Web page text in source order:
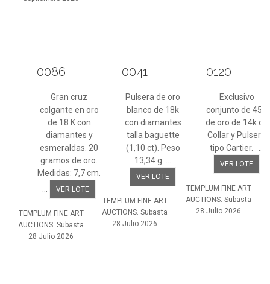
0086
Gran cruz
colgante en oro
de 18 K con
diamantes y
esmeraldas. 20
gramos de oro.
Medidas: 7,7 cm.
VER LOTE
TEMPLUM FINE ART
AUCTIONS. Subasta
28 Julio 2026
0041
Pulsera de oro
blanco de 18k
con diamantes
talla baguette
(1,10 ct). Peso
13,34 g. ...
VER LOTE
TEMPLUM FINE ART
AUCTIONS. Subasta
28 Julio 2026
0120
Exclusivo
conjunto de 45g
de oro de 14k de
Collar y Pulsera
tipo Cartier. ...
VER LOTE
TEMPLUM FINE ART
AUCTIONS. Subasta
28 Julio 2026